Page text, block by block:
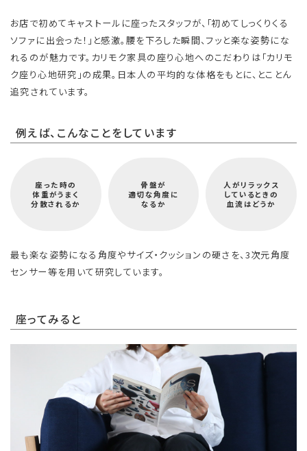
お店で初めてキャストールに座ったスタッフが、「初めてしっくりくる
ソファに出会った！」と感激。腰を下ろした瞬間、フッと楽な姿勢にな
れるのが魅力です。カリモク家具の座り心地へのこだわりは「カリモ
ク座り心地研究」の成果。日本人の平均的な体格をもとに、とことん
追究されています。
例えば、こんなことをしています
座った時の
体重がうまく
分散されるか
骨盤が
適切な角度に
なるか
人がリラックス
しているときの
血流はどうか
最も楽な姿勢になる角度やサイズ・クッションの硬さを、3次元角度
センサー等を用いて研究しています。
座ってみると